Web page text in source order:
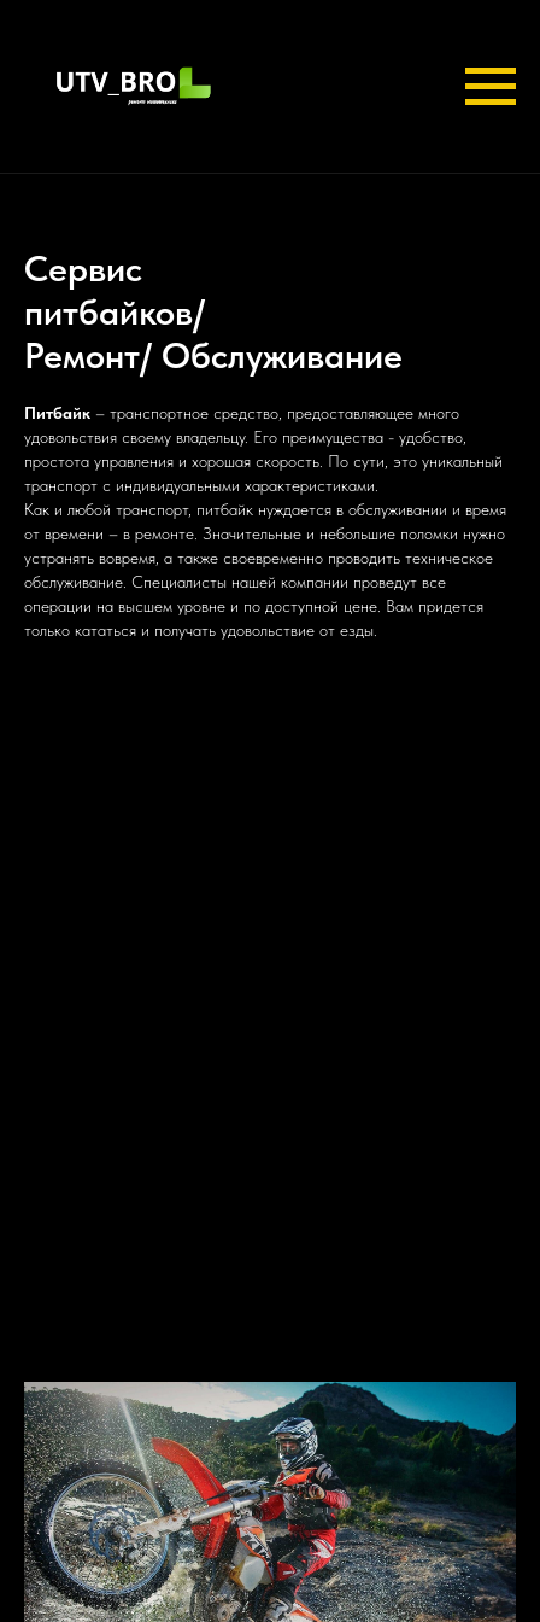
Сервис
питбайков/
Ремонт/ Обслуживание
Питбайк – транспортное средство, предоставляющее много
удовольствия своему владельцу. Его преимущества - удобство,
простота управления и хорошая скорость. По сути, это уникальный
транспорт с индивидуальными характеристиками.
Как и любой транспорт, питбайк нуждается в обслуживании и время
от времени – в ремонте. Значительные и небольшие поломки нужно
устранять вовремя, а также своевременно проводить техническое
обслуживание. Специалисты нашей компании проведут все
операции на высшем уровне и по доступной цене. Вам придется
только кататься и получать удовольствие от езды.